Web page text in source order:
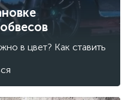
в цвет? Как ставить